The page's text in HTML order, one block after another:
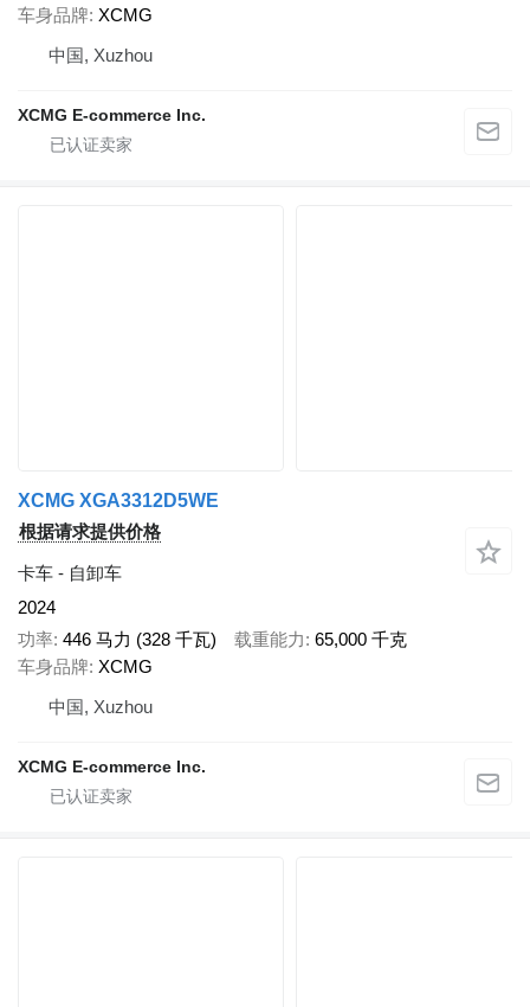
车身品牌 XCMG
中国, Xuzhou
XCMG E-commerce Inc.
XCMG XGA3312D5WE
根据请求提供价格
卡车 - 自卸车
2024
功率 446 马力 (328 千瓦) 载重能力 65,000 千克
车身品牌 XCMG
中国, Xuzhou
XCMG E-commerce Inc.